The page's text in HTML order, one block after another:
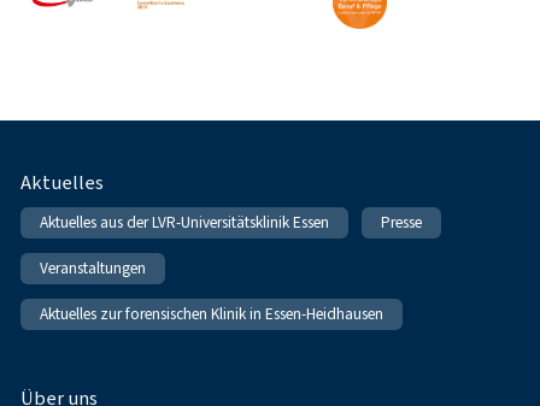
Fußnavigation
Aktuelles
Aktuelles aus der LVR-Universitätsklinik Essen Presse
Veranstaltungen
Aktuelles zur forensischen Klinik in Essen-Heidhausen
Über uns